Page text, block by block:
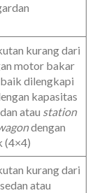
kurang dari
motor bakar
dilengkapi
kapasitas
atau station
dengan
(4×4)
kurang dari
atau